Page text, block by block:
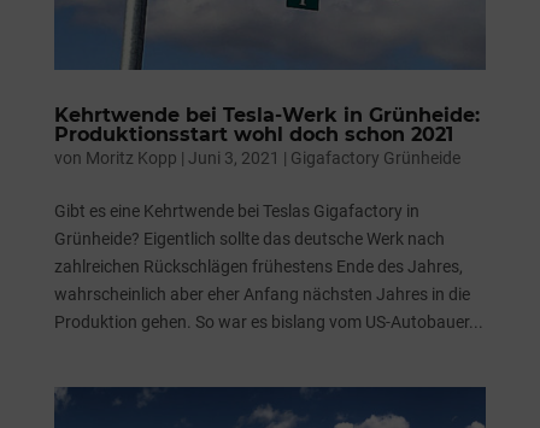
Kehrtwende bei Tesla-Werk in Grünheide:
Produktionsstart wohl doch schon 2021
von Moritz Kopp | Juni 3, 2021 | Gigafactory Grünheide
Gibt es eine Kehrtwende bei Teslas Gigafactory in
Grünheide? Eigentlich sollte das deutsche Werk nach
zahlreichen Rückschlägen frühestens Ende des Jahres,
wahrscheinlich aber eher Anfang nächsten Jahres in die
Produktion gehen. So war es bislang vom US-Autobauer...